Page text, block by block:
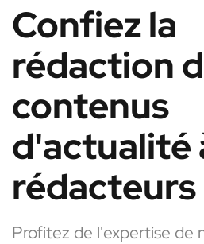
Confiez la
rédaction
contenus
d'actualité
rédacteurs
Profitez de l'expertise de